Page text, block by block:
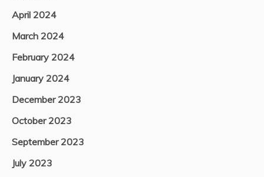
April 2024
March 2024
February 2024
January 2024
December 2023
October 2023
September 2023
July 2023